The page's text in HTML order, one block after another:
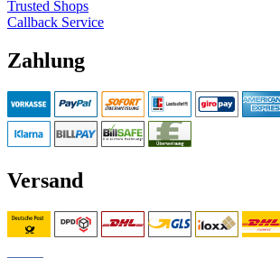
Trusted Shops
Callback Service
Zahlung
Versand